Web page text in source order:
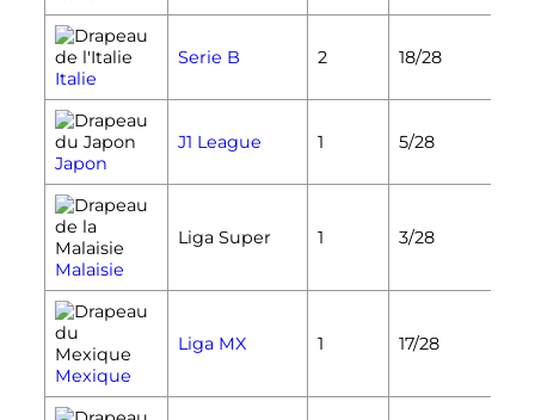
Italie
Serie B 2 18/28
Japon
J1 League 1 5/28
Malaisie
Liga Super 1 3/28
Mexique
Liga MX 1 17/28